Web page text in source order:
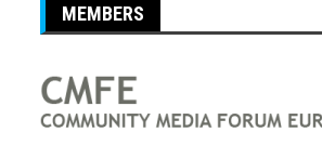
MEMBERS